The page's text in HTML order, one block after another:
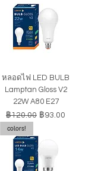
หลอดไฟ LED BULB
Lamptan Gloss V2
22W A80 E27
ราคาปกติ
฿120.00 ราคาขายลด
฿93.00
colors!